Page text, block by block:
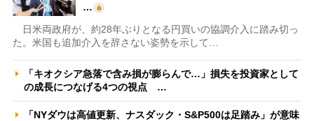
…
日米両政府が、約28年ぶりとなる円買いの協調介入に踏み切っ
た。米国も追加介入を辞さない姿勢を示して…
「キオクシア急落で含み損が膨らんで…」損失を投資家として
の成長につなげる4つの視点 …
「NYダウは高値更新、ナスダック・S&P500は足踏み」が意味